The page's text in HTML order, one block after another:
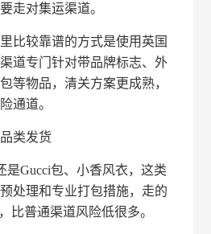
走对集运渠道。
比较靠谱的方式是使用英国
道专门针对带品牌标志、外
等物品，清关方案更成熟，
通道。
类发货
是Gucci包、小香风衣，这类
处理和专业打包措施，走的
比普通渠道风险低很多。